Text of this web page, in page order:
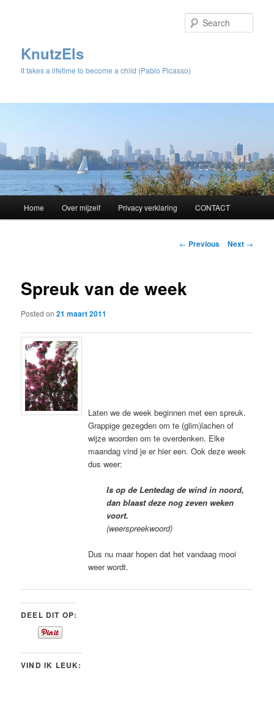
KnutzEls
It takes a lifetime to become a child (Pablo Picasso)
Skip
content
Home Over mijzelf Privacy verklaring CONTACT
Post
← Previous Next →
Spreuk van de week
Posted on21 maart 2011
Laten we de week beginnen met een spreuk.
Grappige gezegden om te (glim)lachen of
wijze woorden om te overdenken. Elke
maandag vind je er hier een. Ook deze week
dus weer:
Is op de Lentedag de wind in noord,
dan blaast deze nog zeven weken
voort.
(weerspreekwoord)
Dus nu maar hopen dat het vandaag mooi
weer wordt.
DEEL DIT OP:
VIND IK LEUK: